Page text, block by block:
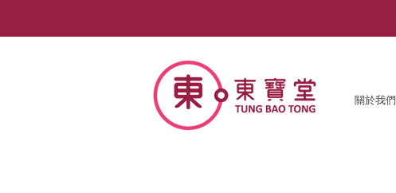
關於我們